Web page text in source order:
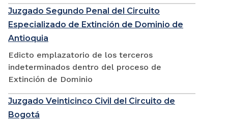
Juzgado Segundo Penal del Circuito
Especializado de Extinción de Dominio de
Antioquia
Edicto emplazatorio de los terceros
indeterminados dentro del proceso de
Extinción de Dominio
Juzgado Veinticinco Civil del Circuito de
Bogotá